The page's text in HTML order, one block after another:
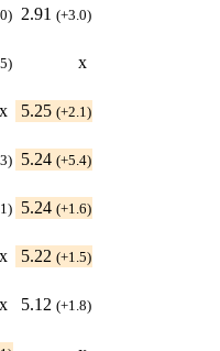
2.91 (+3.0)
x
x 5.25 (+2.1)
5.24 (+5.4)
5.24 (+1.6)
x 5.22 (+1.5)
x 5.12 (+1.8)